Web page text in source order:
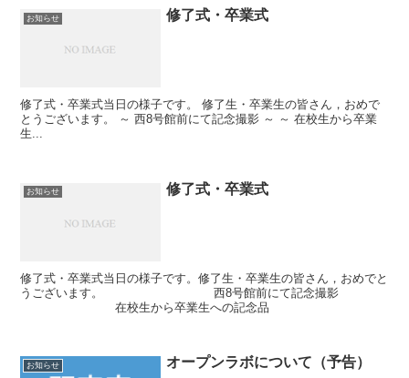
お知らせ 修了式・卒業式
修了式・卒業式当日の様子です。 修了生・卒業生の皆さん，おめで
とうございます。 ～ 西8号館前にて記念撮影 ～ ～ 在校生から卒業
生...
お知らせ 修了式・卒業式
修了式・卒業式当日の様子です。修了生・卒業生の皆さん，おめでと
うございます。 西8号館前にて記念撮影
在校生から卒業生への記念品
お知らせ オープンラボについて（予告）